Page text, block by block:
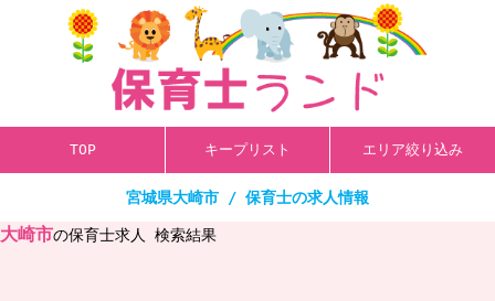
TOP キープリスト エリア絞り込み
宮城県大崎市 / 保育士の求人情報
大崎市の保育士求人 検索結果